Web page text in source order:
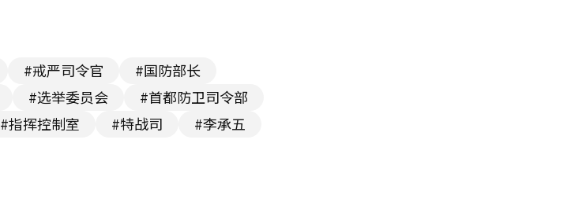
#戒严司令官
#国防部长
#选举委员会
#首都防卫司令部
#指挥控制室 #特战司
#李承五